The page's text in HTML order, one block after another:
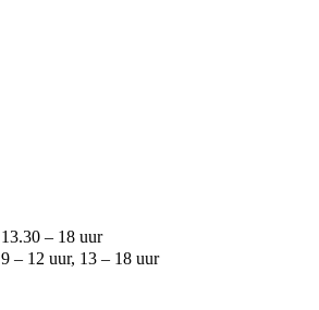
13.30 – 18 uur
9 – 12 uur, 13 – 18 uur